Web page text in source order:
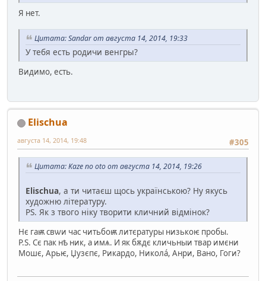
Я нет.
Цитата: Sandar от августа 14, 2014, 19:33
У тебя есть родичи венгры?
Видимо, есть.
Elischua
#305
августа 14, 2014, 19:48
Цитата: Kaze no oto от августа 14, 2014, 19:26
Elischua, а ти читаєш щось українською? Ну якусь
художню літературу.
PS. Як з твого ніку творити кличний відмінок?
Нє гаѭ свѡи час читьбоѭ литєратуры низькоѥ пробы.
P.S. Сє пак нѣ ник, а имѧ. И як бѫдє кличьныи твар имєни
Мошє, Арьѥ, Џузєпє, Рикардо, Николá, Анри, Вано, Гоги?